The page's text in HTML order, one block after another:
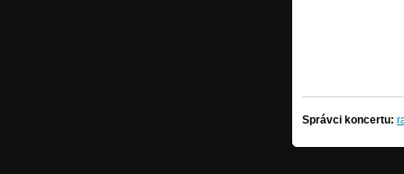
Správci koncertu: